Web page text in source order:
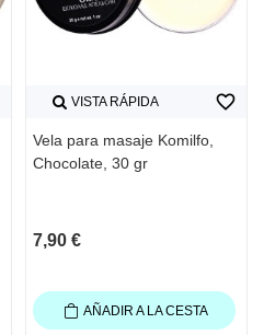
VISTA RÁPIDA
Vela para masaje Komilfo,
Chocolate, 30 gr
7,90 €
favorite_border
AÑADIR A LA CESTA